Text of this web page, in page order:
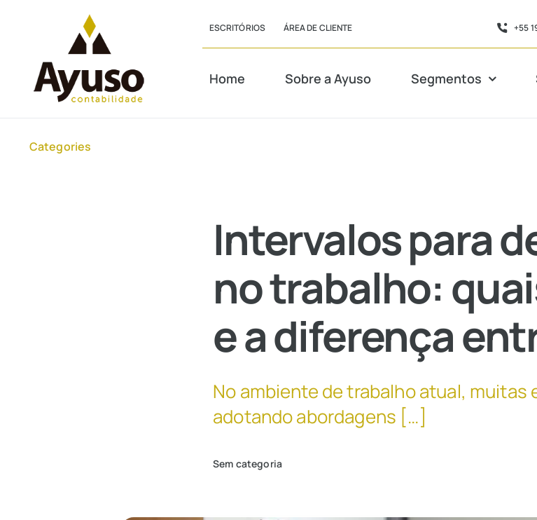
content
ESCRITÓRIOS ÁREA DE CLIENTE +55
Home Sobre a Ayuso Segmentos
para
Importação
Categories
Intervalos para
no trabalho:
e a diferença
No ambiente de trabalho atual, muitas
adotando abordagens […]
Sem categoria